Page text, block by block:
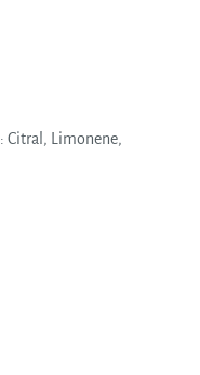
: Citral, Limonene,